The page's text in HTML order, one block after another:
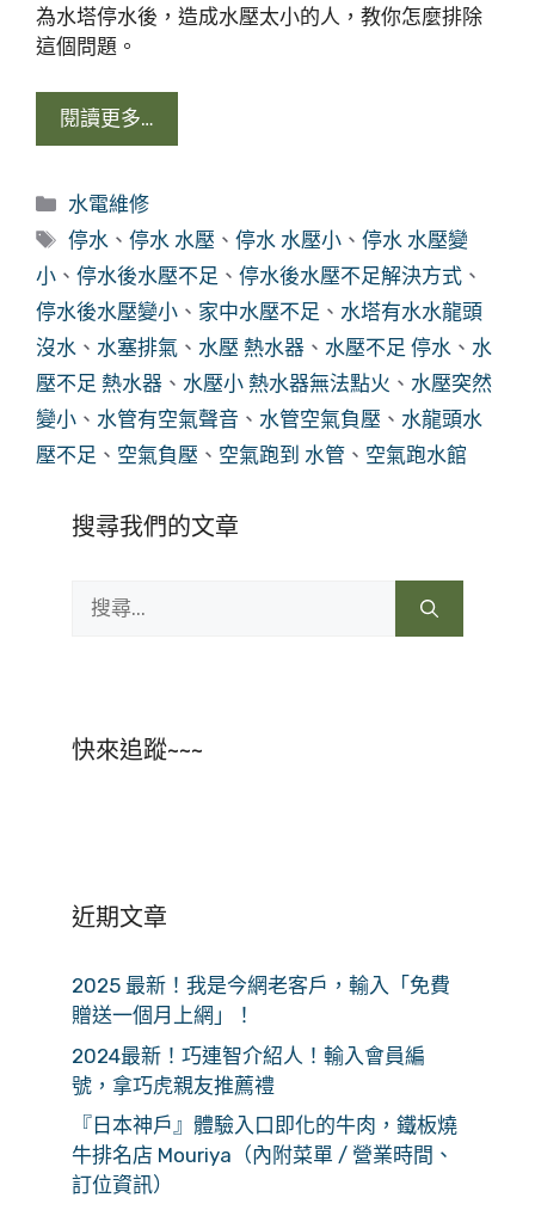
為水塔停水後，造成水壓太小的人，教你怎麼排除
這個問題。
閱讀更多…
分
類
水電維修
標
籤
停水 、停水 水壓 、停水 水壓小 、停水 水壓變
小 、 停水後水壓不足 、 停水後水壓不足解決方式 、
停水後水壓變小 、 家中水壓不足 、 水塔有水水龍頭
沒水 、 水塞排氣 、 水壓 熱水器 、 水壓不足 停水 、 水
壓不足 熱水器 、 水壓小 熱水器無法點火 、 水壓突然
變小 、 水管有空氣聲音 、 水管空氣負壓 、 水龍頭水
壓不足 、 空氣負壓 、 空氣跑到 水管 、 空氣跑水館
搜尋我們的文章
尋:
快來追蹤~~~
近期文章
2025 最新！我是今網老客戶，輸入「免費
贈送一個月上網」！
2024最新！巧連智介紹人！輸入會員編
號，拿巧虎親友推薦禮
『日本神戶』體驗入口即化的牛肉，鐵板燒
牛排名店 Mouriya（內附菜單 / 營業時間、
訂位資訊）